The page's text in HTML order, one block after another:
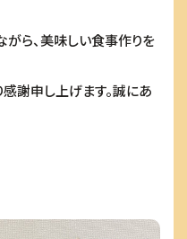
ら、美味しい食事作りを
謝申し上げます。誠にあ